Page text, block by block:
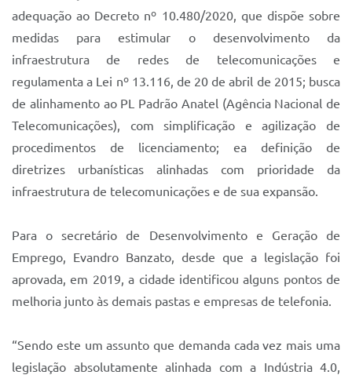
adequação ao Decreto nº 10.480/2020, que dispõe sobre
medidas para estimular o desenvolvimento da
infraestrutura de redes de telecomunicações e
regulamenta a Lei nº 13.116, de 20 de abril de 2015; busca
de alinhamento ao PL Padrão Anatel (Agência Nacional de
Telecomunicações), com simplificação e agilização de
procedimentos de licenciamento; ea definição de
diretrizes urbanísticas alinhadas com prioridade da
infraestrutura de telecomunicações e de sua expansão.
Para o secretário de Desenvolvimento e Geração de
Emprego, Evandro Banzato, desde que a legislação foi
aprovada, em 2019, a cidade identificou alguns pontos de
melhoria junto às demais pastas e empresas de telefonia.
“Sendo este um assunto que demanda cada vez mais uma
legislação absolutamente alinhada com a Indústria 4.0,